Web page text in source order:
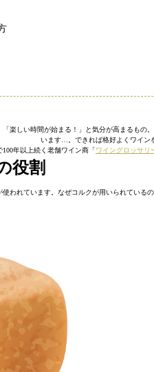
楽しい時間が始まる！」と気分が高まるもの
います…。できれば格好よくワイン
年以上続く老舗ワイン商「ワイングロッサリ
役割
われています。なぜコルクが用いられている